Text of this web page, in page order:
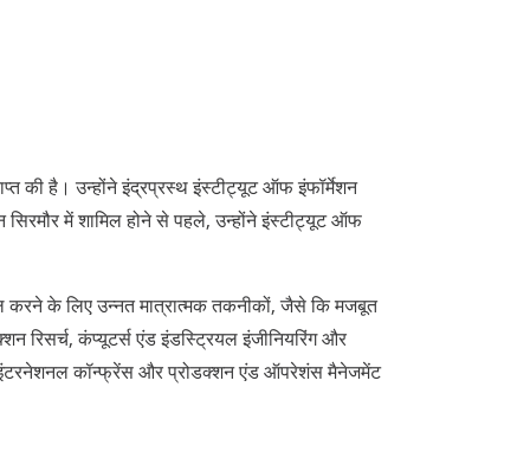
की है। उन्होंने इंद्रप्रस्थ इंस्टीट्यूट ऑफ इंफॉर्मेशन
में शामिल होने से पहले, उन्होंने इंस्टीट्यूट ऑफ
करने के लिए उन्नत मात्रात्मक तकनीकों, जैसे कि मजबूत
कंप्यूटर्स एंड इंडस्ट्रियल इंजीनियरिंग और
इंटरनेशनल कॉन्फ्रेंस और प्रोडक्शन एंड ऑपरेशंस मैनेजमेंट